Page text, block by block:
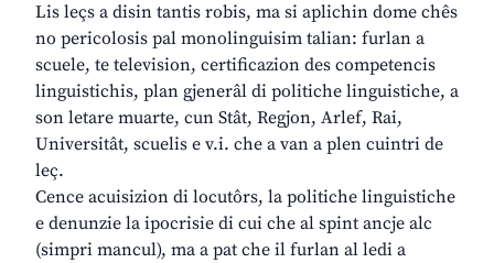
Lis leçs a disin tantis robis, ma si aplichin dome chês
no pericolosis pal monolinguisim talian: furlan a
scuele, te television, certificazion des competencis
linguistichis, plan gjenerâl di politiche linguistiche, a
son letare muarte, cun Stât, Regjon, Arlef, Rai,
Universitât, scuelis e v.i. che a van a plen cuintri de
leç.
Cence acuisizion di locutôrs, la politiche linguistiche
e denunzie la ipocrisie di cui che al spint ancje alc
(simpri mancul), ma a pat che il furlan al ledi a